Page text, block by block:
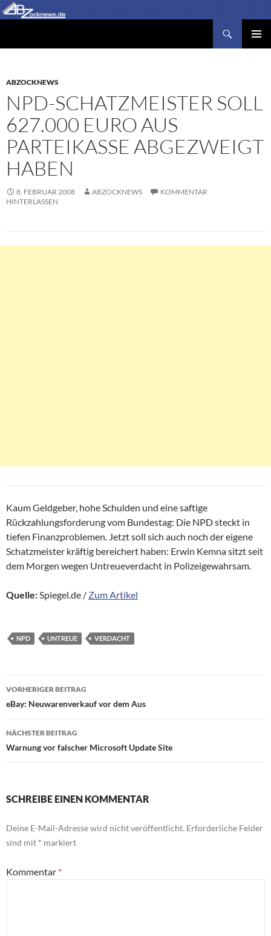
Zum
Inhalt
ABZOCKNEWS
NPD-SCHATZMEISTER SOLL
627.000 EURO AUS
PARTEIKASSE ABGEZWEIGT
HABEN
8. FEBRUAR 2008 ABZOCKNEWS
KOMMENTAR
HINTERLASSEN
Kaum Geldgeber, hohe Schulden und eine saftige
Rückzahlungsforderung vom Bundestag: Die NPD steckt in
tiefen Finanzproblemen. Jetzt soll sich auch noch der eigene
Schatzmeister kräftig bereichert haben: Erwin Kemna sitzt seit
dem Morgen wegen Untreueverdacht in Polizeigewahrsam.
Quelle:Spiegel.de / Zum Artikel
NPD UNTREUE VERDACHT
Beitragsnavigation
VORHERIGER BEITRAG
eBay: Neuwarenverkauf vor dem Aus
NÄCHSTER BEITRAG
Warnung vor falscher Microsoft Update Site
SCHREIBE EINEN KOMMENTAR
Deine E-Mail-Adresse wird nicht veröffentlicht. Erforderliche Felder
sind mit * markiert
Kommentar *